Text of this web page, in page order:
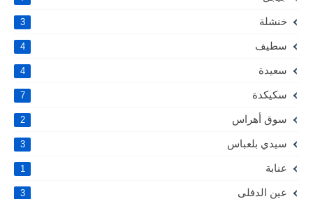
خنشلة 3
سطيف 4
سعيدة 4
سكيكدة 7
سوق أهراس 2
سيدي بلعباس 3
عنابة 1
عين الدفلى 3